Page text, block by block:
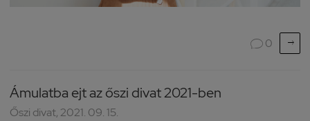
0 
Ámulatba ejt az őszi divat 2021-ben
Őszi divat, 2021. 09. 15.